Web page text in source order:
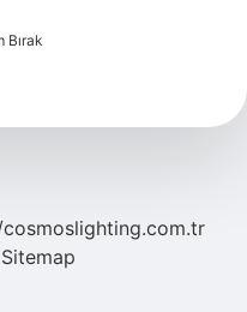
Bırak
Sitemap